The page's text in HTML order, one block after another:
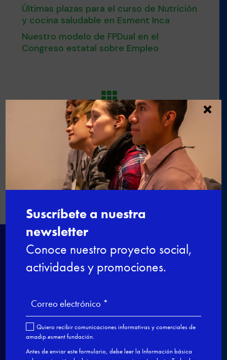
Últimas plazas para el curso de Nutrición
y cocina saludable en Esment Inca
Nuestro modelo de FPDual en el
Congreso estatal sobre Empleo

Visita de la Consellera de
Benestar a Esment Escola
Professional
El conseller de Economía y la
Formación Dual →
×